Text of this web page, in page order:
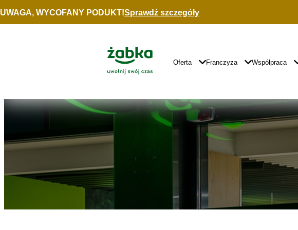
Idź do treści
UWAGA, WYCOFANY PODUKT!Sprawdź szczegóły
Główne
Logo
Główna
Nawigacja
Oferta Franczyza Współpraca